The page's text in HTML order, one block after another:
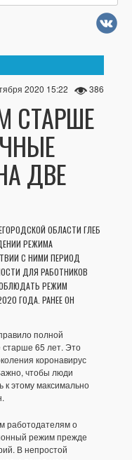
2020 15:22 386
СТАРШЕ
ДВЕ
ОБЛАСТИ ГЛЕБ
РЕЖИМА
С НИМИ ПЕРИОД
ДЛЯ РАБОТНИКОВ
РЕЖИМ
ГОДА. РАНЕЕ ОН
полной
старше 65 лет. Это
коронавирус
чтобы люди
к этому максимально
работодателям о
режим прежде
В непростой